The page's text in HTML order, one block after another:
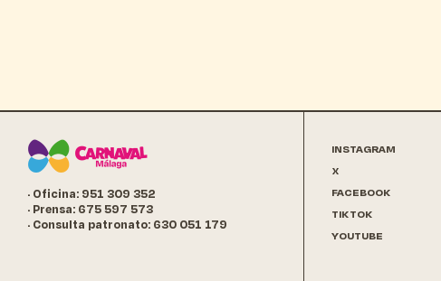
· Oficina: 951 309 352
· Prensa: 675 597 573
· Consulta patronato: 630 051 179
INSTAGRAM
X
FACEBOOK
TIKTOK
YOUTUBE